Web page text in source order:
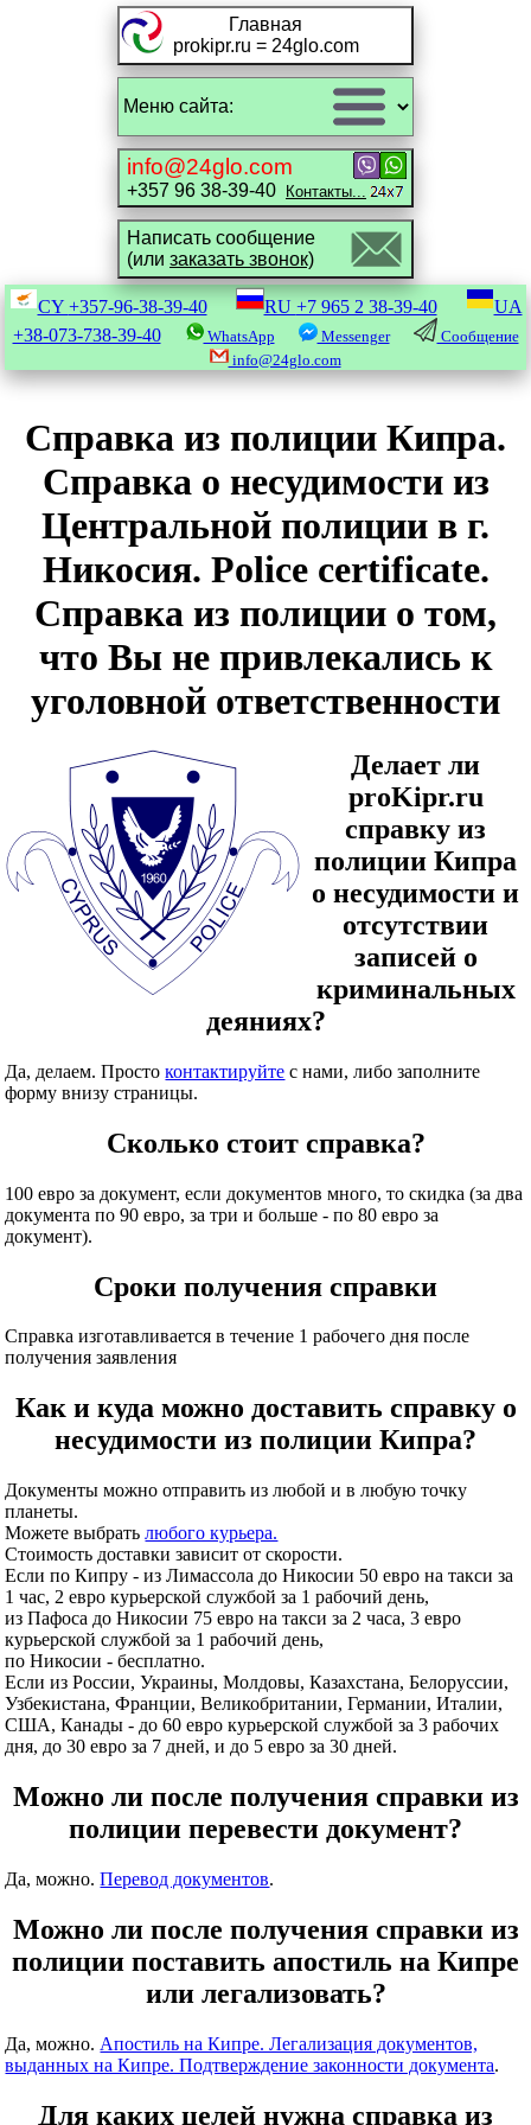
Главная
prokipr.ru = 24glo.com
info@24glo.com
+357 96 38-39-40 Контакты...
Написать сообщение
(или заказать звонок)
CY +357-96-38-39-40 RU +7 965 2 38-39-40
UA
+38-073-738-39-40
WhatsApp Messenger
Сообщение
info@24glo.com
Справка из полиции Кипра.
Справка о несудимости из
Центральной полиции в г.
Никосия. Police certificate.
Справка из полиции о том,
что Вы не привлекались к
уголовной ответственности
Делает ли
proKipr.ru
справку из
полиции Кипра
о несудимости и
отсутствии
записей о
криминальных
деяниях?
Да, делаем. Простоконтактируйте с нами, либо заполните
форму внизу страницы.
Сколько стоит справка?
100 евро за документ, если документов много, то скидка (за два
документа по 90 евро, за три и больше - по 80 евро за
документ).
Сроки получения справки
Справка изготавливается в течение 1 рабочего дня после
получения заявления
Как и куда можно доставить справку о
несудимости из полиции Кипра?
Документы можно отправить из любой и в любую точку
планеты.
Можете выбратьлюбого курьера.
Стоимость доставки зависит от скорости.
Если по Кипру - из Лимассола до Никосии 50 евро на такси за
1 час, 2 евро курьерской службой за 1 рабочий день,
из Пафоса до Никосии 75 евро на такси за 2 часа, 3 евро
курьерской службой за 1 рабочий день,
по Никосии - бесплатно.
Если из России, Украины, Молдовы, Казахстана, Белоруссии,
Узбекистана, Франции, Великобритании, Германии, Италии,
США, Канады - до 60 евро курьерской службой за 3 рабочих
дня, до 30 евро за 7 дней, и до 5 евро за 30 дней.
Можно ли после получения справки из
полиции перевести документ?
Да, можно.Перевод документов.
Можно ли после получения справки из
полиции поставить апостиль на Кипре
или легализовать?
Да, можно. Апостиль на Кипре. Легализация документов,
выданных на Кипре. Подтверждение законности документа.
Для каких целей нужна справка из